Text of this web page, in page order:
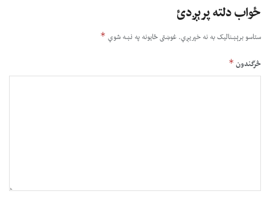
ځواب دلته پرېږدئ
ستاسو برېښناليک به نه خپريږي.غوښتى ځایونه په نښه شوي *
څرگندون*